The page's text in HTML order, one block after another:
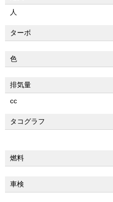
人
ターボ
色
排気量
cc
タコグラフ
燃料
車検